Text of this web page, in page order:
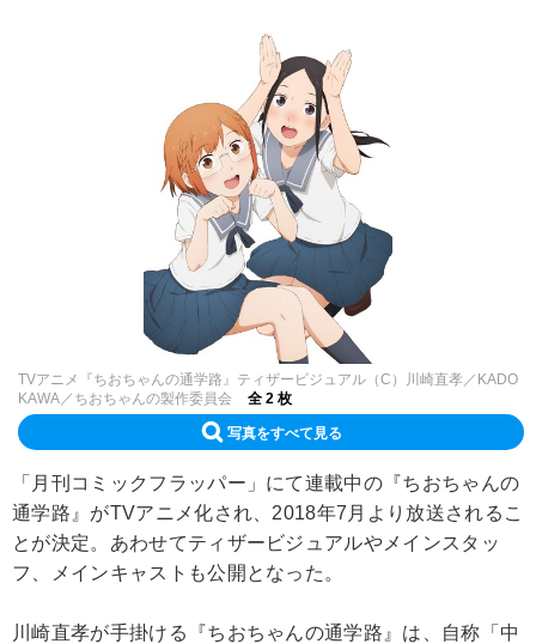
TVアニメ『ちおちゃんの通学路』ティザービジュアル（C）川崎直孝／KADO
KAWA／ちおちゃんの製作委員会
全 2 枚
写真をすべて見る
「月刊コミックフラッパー」にて連載中の『ちおちゃんの
通学路』がTVアニメ化され、2018年7月より放送されるこ
とが決定。あわせてティザービジュアルやメインスタッ
フ、メインキャストも公開となった。
川崎直孝が手掛ける『ちおちゃんの通学路』は、自称「中